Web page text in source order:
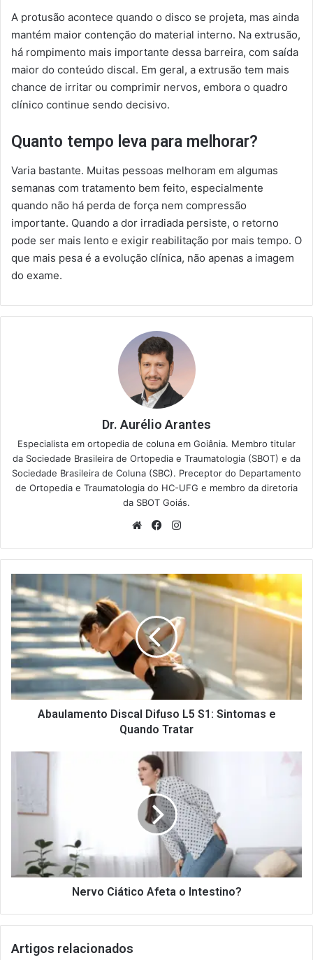
A protusão acontece quando o disco se projeta, mas ainda
mantém maior contenção do material interno. Na extrusão,
há rompimento mais importante dessa barreira, com saída
maior do conteúdo discal. Em geral, a extrusão tem mais
chance de irritar ou comprimir nervos, embora o quadro
clínico continue sendo decisivo.
Quanto tempo leva para melhorar?
Varia bastante. Muitas pessoas melhoram em algumas
semanas com tratamento bem feito, especialmente
quando não há perda de força nem compressão
importante. Quando a dor irradiada persiste, o retorno
pode ser mais lento e exigir reabilitação por mais tempo. O
que mais pesa é a evolução clínica, não apenas a imagem
do exame.
Dr. Aurélio Arantes
Especialista em ortopedia de coluna em Goiânia. Membro titular
da Sociedade Brasileira de Ortopedia e Traumatologia (SBOT) e da
Sociedade Brasileira de Coluna (SBC). Preceptor do Departamento
de Ortopedia e Traumatologia do HC-UFG e membro da diretoria
da SBOT Goiás.
WebsiteFacebook
Discal
Difuso
L5
S1:
Sintomas
e
Quando
Tratar
Abaulamento Discal Difuso L5 S1: Sintomas e
Quando Tratar
Afeta
Intestino?
Nervo Ciático Afeta o Intestino?
Artigos relacionados